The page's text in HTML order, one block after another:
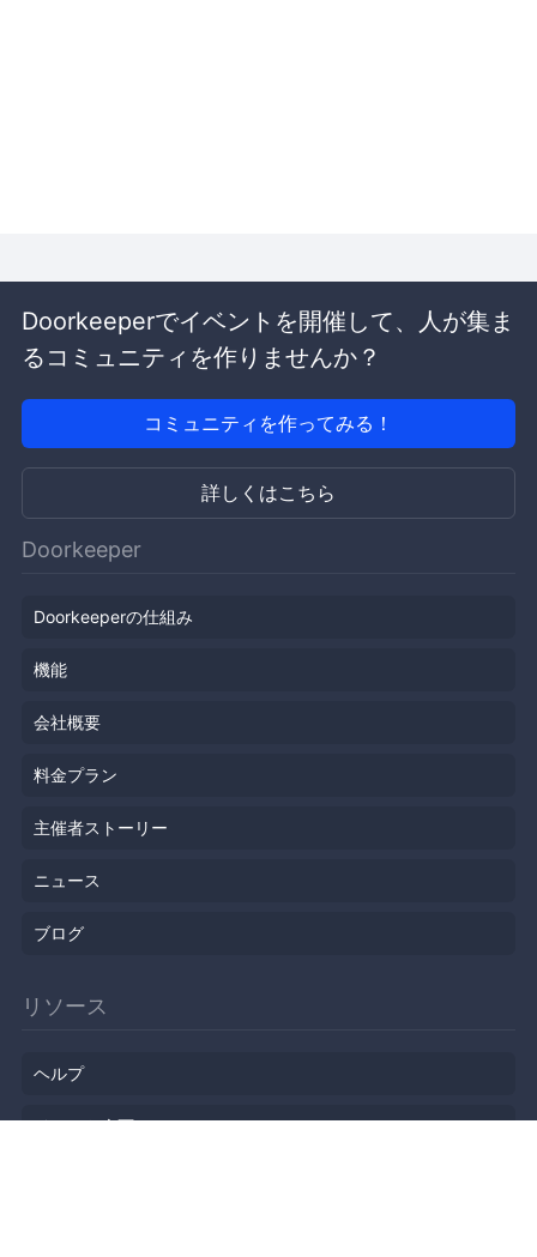
Doorkeeperでイベントを開催して、人が集ま
るコミュニティを作りませんか？
コミュニティを作ってみる！
詳しくはこちら
Doorkeeper
Doorkeeperの仕組み
機能
会社概要
料金プラン
主催者ストーリー
ニュース
ブログ
リソース
ヘルプ
イベント企画